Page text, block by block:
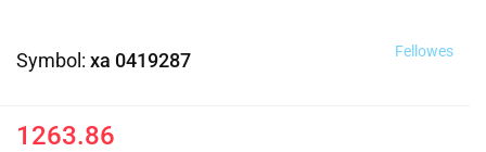
Symbol: xa 0419287 Fellowes
1263.86